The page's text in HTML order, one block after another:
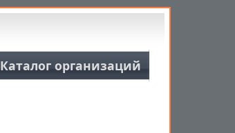
Каталог организаций